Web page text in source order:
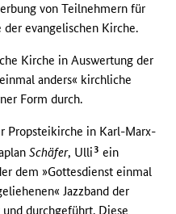
von Teilnehmern für
evangelischen Kirche.
Kirche in Auswertung der
anders« kirchliche
Form durch.
Propsteikirche in Karl-Marx-
Schäfer, Ulli3 ein
dem »Gottesdienst einmal
Jazzband der
durchgeführt. Diese